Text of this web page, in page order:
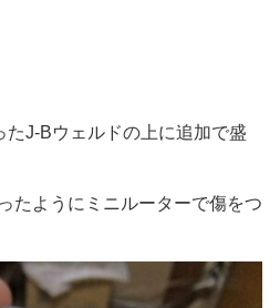
たJ-Bウェルドの上に追加で盛
たようにミニルーターで傷をつ